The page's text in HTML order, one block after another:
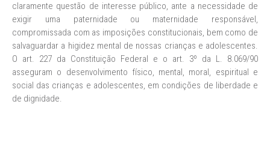
claramente questão de interesse público, ante a necessidade de
exigir uma paternidade ou maternidade responsável,
compromissada com as imposições constitucionais, bem como de
salvaguardar a higidez mental de nossas crianças e adolescentes.
O art. 227 da Constituição Federal e o art. 3º da L. 8.069/90
asseguram o desenvolvimento físico, mental, moral, espiritual e
social das crianças e adolescentes, em condições de liberdade e
de dignidade.